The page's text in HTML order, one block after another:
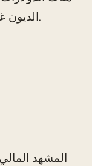
الديون غير الضرورية المال والضغط النفسي.
المشهد